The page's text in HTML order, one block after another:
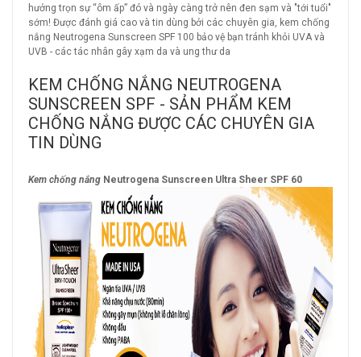
hưởng trọn sự “ôm ấp” đó và ngày càng trở nên đen sạm và "tới tuổi"
sớm! Được đánh giá cao và tin dùng bởi các chuyên gia, kem chống
nắng Neutrogena Sunscreen SPF 100 bảo vệ bạn tránh khỏi UVA và
UVB - các tác nhân gây xạm da và ung thư da
KEM CHỐNG NẮNG NEUTROGENA
SUNSCREEN SPF - SẢN PHẨM KEM
CHỐNG NẮNG ĐƯỢC CÁC CHUYÊN GIA
TIN DÙNG
Kem chống nắng Neutrogena Sunscreen Ultra Sheer SPF 60